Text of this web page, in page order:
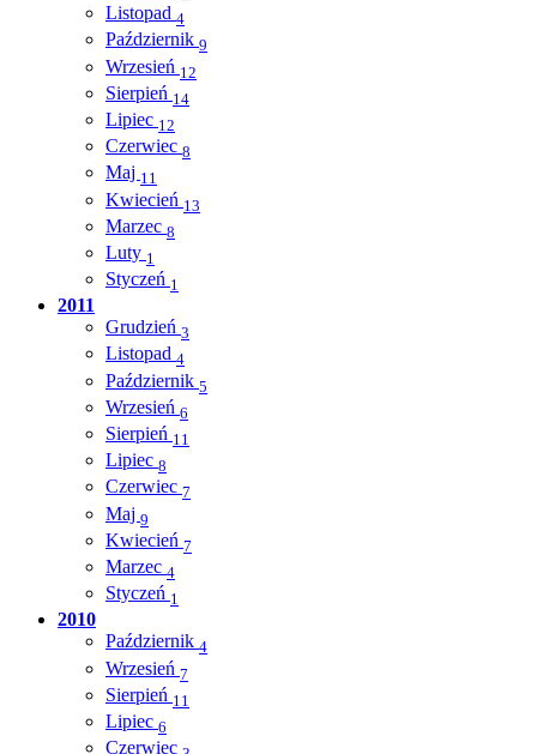
Listopad 4
Październik 9
Wrzesień 12
Sierpień 14
Lipiec 12
Czerwiec 8
Maj 11
Kwiecień 13
Marzec 8
Luty 1
Styczeń 1
2011
Grudzień 3
Listopad 4
Październik 5
Wrzesień 6
Sierpień 11
Lipiec 8
Czerwiec 7
Maj 9
Kwiecień 7
Marzec 4
Styczeń 1
2010
Październik 4
Wrzesień 7
Sierpień 11
Lipiec 6
Czerwiec